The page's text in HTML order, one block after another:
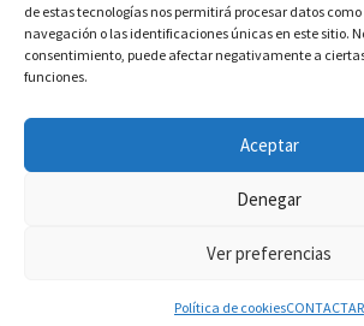
de estas tecnologías nos permitirá procesar datos
navegación o las identificaciones únicas en este sitio.
consentimiento, puede afectar negativamente a
funciones.
Aceptar
Denegar
Ver preferencias
Política de cookiesCONTACTAR
Diaconado permanente– Todos los
WP